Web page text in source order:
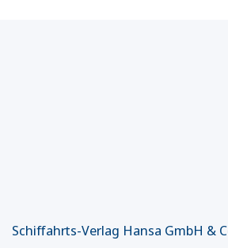
Schiffahrts-Verlag Hansa GmbH &